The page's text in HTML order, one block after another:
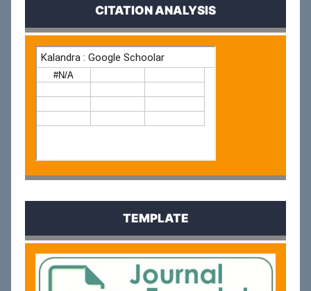
CITATION ANALYSIS
TEMPLATE